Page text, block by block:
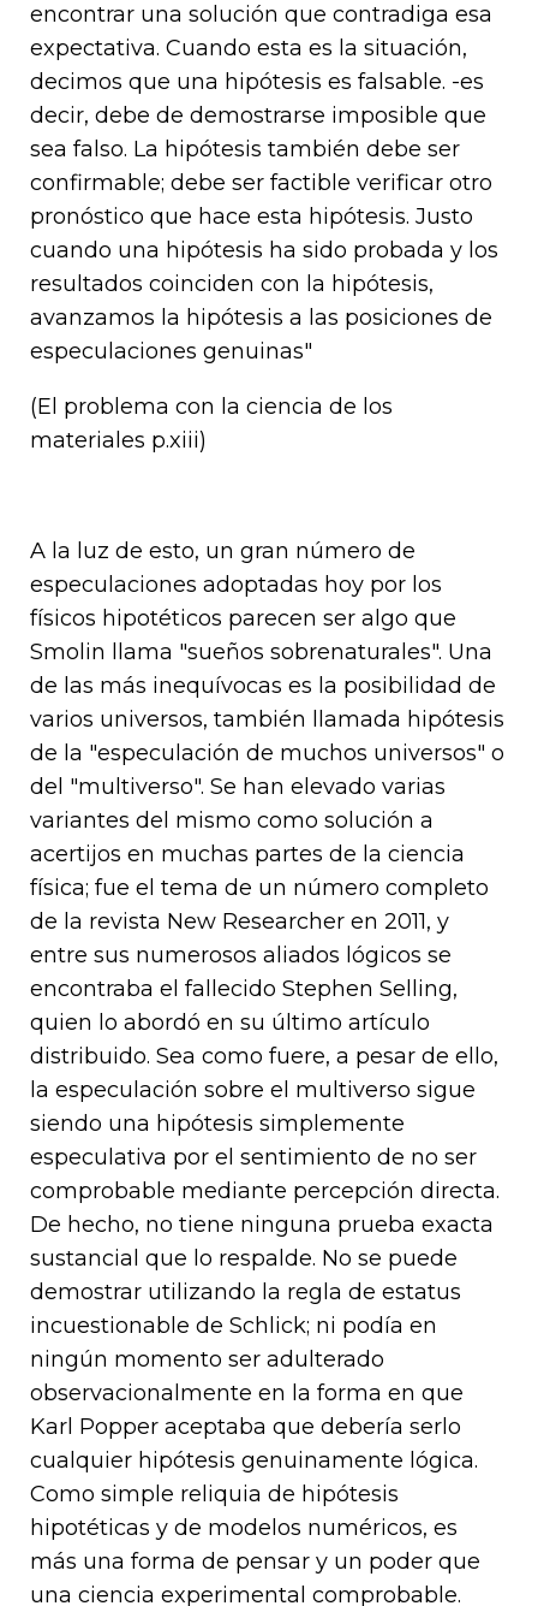
encontrar una solución que contradiga esa
expectativa. Cuando esta es la situación,
decimos que una hipótesis es falsable. -es
decir, debe de demostrarse imposible que
sea falso. La hipótesis también debe ser
confirmable; debe ser factible verificar otro
pronóstico que hace esta hipótesis. Justo
cuando una hipótesis ha sido probada y los
resultados coinciden con la hipótesis,
avanzamos la hipótesis a las posiciones de
especulaciones genuinas"
(El problema con la ciencia de los
materiales p.xiii)
A la luz de esto, un gran número de
especulaciones adoptadas hoy por los
físicos hipotéticos parecen ser algo que
Smolin llama "sueños sobrenaturales". Una
de las más inequívocas es la posibilidad de
varios universos, también llamada hipótesis
de la "especulación de muchos universos" o
del "multiverso". Se han elevado varias
variantes del mismo como solución a
acertijos en muchas partes de la ciencia
física; fue el tema de un número completo
de la revista New Researcher en 2011, y
entre sus numerosos aliados lógicos se
encontraba el fallecido Stephen Selling,
quien lo abordó en su último artículo
distribuido. Sea como fuere, a pesar de ello,
la especulación sobre el multiverso sigue
siendo una hipótesis simplemente
especulativa por el sentimiento de no ser
comprobable mediante percepción directa.
De hecho, no tiene ninguna prueba exacta
sustancial que lo respalde. No se puede
demostrar utilizando la regla de estatus
incuestionable de Schlick; ni podía en
ningún momento ser adulterado
observacionalmente en la forma en que
Karl Popper aceptaba que debería serlo
cualquier hipótesis genuinamente lógica.
Como simple reliquia de hipótesis
hipotéticas y de modelos numéricos, es
más una forma de pensar y un poder que
una ciencia experimental comprobable.